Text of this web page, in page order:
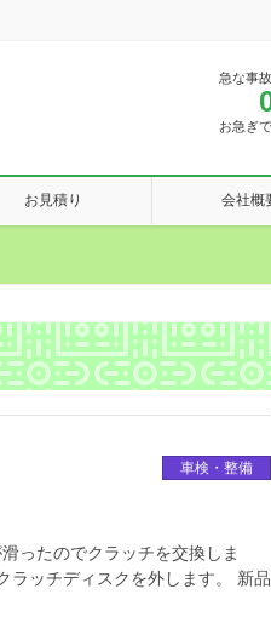
急な事
お急ぎ
お見積り 会社概
車検・整備
ったのでクラッチを交換しま
ラッチディスクを外します。 新品